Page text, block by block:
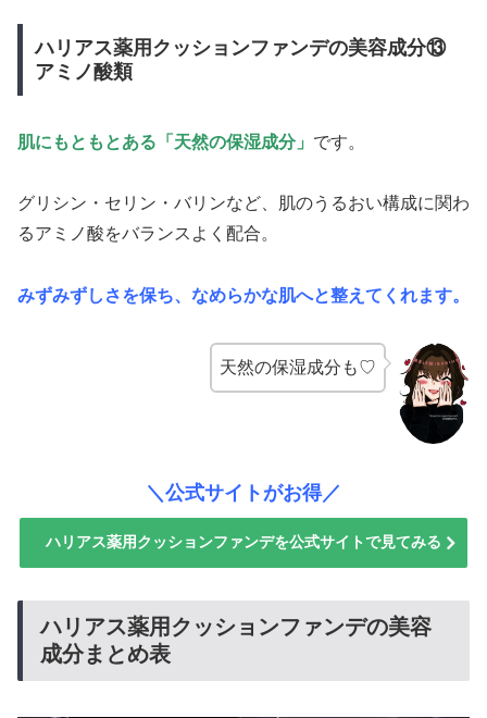
ハリアス薬用クッションファンデの美容成分⑬
アミノ酸類
肌にもともとある「天然の保湿成分」 です。
グリシン・セリン・バリンなど、肌のうるおい構成に関わ
るアミノ酸をバランスよく配合。
みずみずしさを保ち、なめらかな肌へと整えてくれます。
天然の保湿成分も♡
＼公式サイトがお得／
ハリアス薬用クッションファンデを公式サイトで見てみる
ハリアス薬用クッションファンデの美容
成分まとめ表